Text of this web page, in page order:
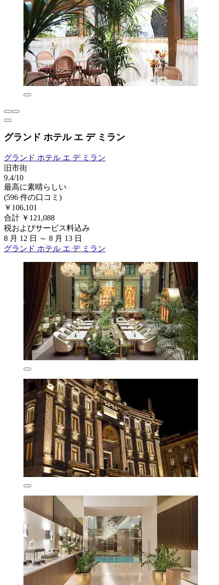
グランド ホテル エ デ ミラン
グランド ホテル エ デ ミラン
旧市街
9.4/10
最高に素晴らしい
(596 件の口コミ)
￥106,101
合計 ￥121,088
税およびサービス料込み
8 月 12 日 ～ 8 月 13 日
グランド ホテル エ デ ミラン